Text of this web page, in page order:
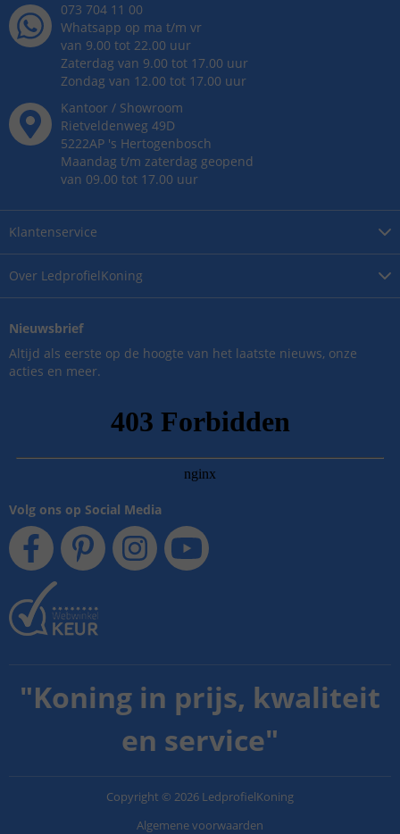
Over LedprofielKoning
Klantenservice
073 704 11 00
Whatsapp op ma t/m vr
van 9.00 tot 22.00 uur
Zaterdag van 9.00 tot 17.00 uur
Zondag van 12.00 tot 17.00 uur
Kantoor / Showroom
Rietveldenweg 49D
5222AP 's Hertogenbosch
Maandag t/m zaterdag geopend
van 09.00 tot 17.00 uur
Nieuwsbrief
Altijd als eerste op de hoogte van het laatste nieuws, onze
acties en meer.
Volg ons op Social Media
"Koning in prijs, kwaliteit
en service"
Copyright © 2026 LedprofielKoning
Algemene voorwaarden